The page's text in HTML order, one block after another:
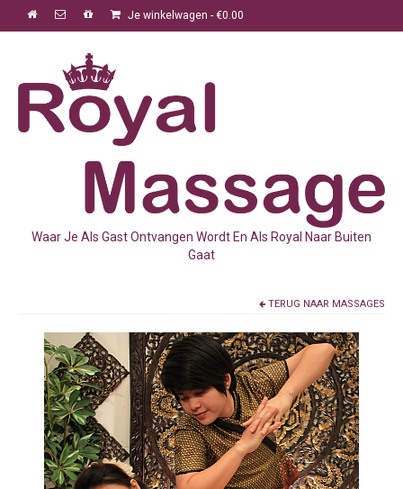
Je winkelwagen - €0.00
Waar Je Als Gast Ontvangen Wordt En Als Royal Naar Buiten
Gaat
TERUG NAAR MASSAGES